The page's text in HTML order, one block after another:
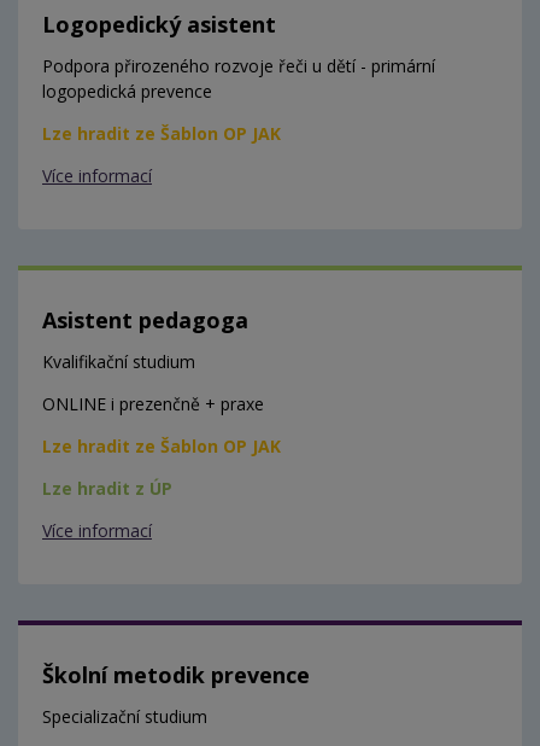
Logopedický asistent
Podpora přirozeného rozvoje řeči u dětí - primární
logopedická prevence
Lze hradit ze Šablon OP JAK
Více informací
Asistent pedagoga
Kvalifikační studium
ONLINE i prezenčně + praxe
Lze hradit ze Šablon OP JAK
Lze hradit z ÚP
Více informací
Školní metodik prevence
Specializační studium